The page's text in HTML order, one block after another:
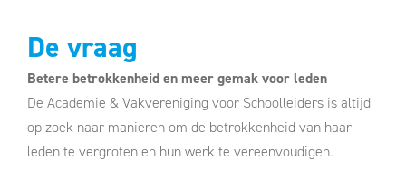
De vraag
Betere betrokkenheid en meer gemak voor leden
De Academie & Vakvereniging voor Schoolleiders is altijd
op zoek naar manieren om de betrokkenheid van haar
leden te vergroten en hun werk te vereenvoudigen.